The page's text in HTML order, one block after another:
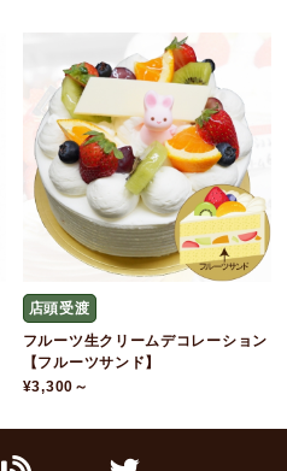
店頭受渡
フルーツ生クリームデコレーション
【フルーツサンド】
¥3,300～